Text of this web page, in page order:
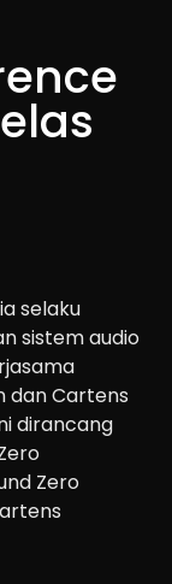
selaku
sistem audio
dan Cartens
dirancang
Zero